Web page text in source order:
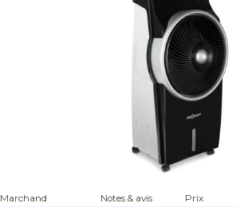
Marchand Notes & avis Prix